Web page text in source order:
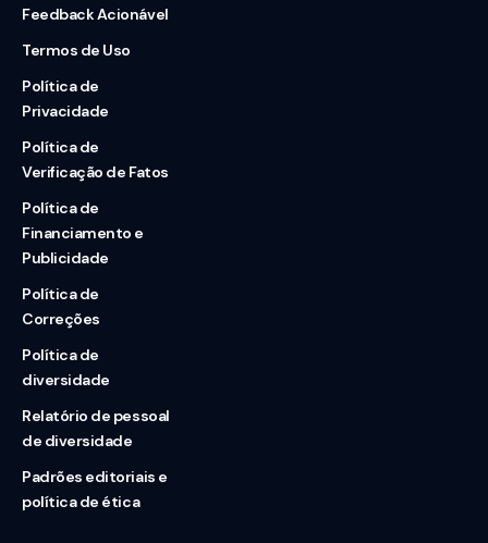
Feedback Acionável
Termos de Uso
Política de
Privacidade
Política de
Verificação de Fatos
Política de
Financiamento e
Publicidade
Política de
Correções
Política de
diversidade
Relatório de pessoal
de diversidade
Padrões editoriais e
política de ética